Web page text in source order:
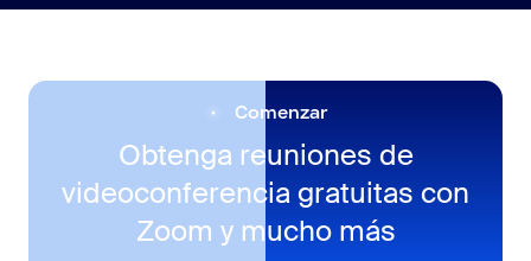
Comenzar
Obtenga reuniones de
videoconferencia gratuitas con
Zoom y mucho más